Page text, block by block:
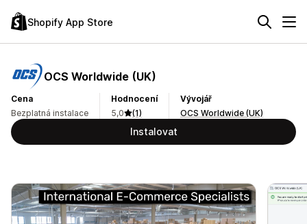
Shopify App Store
OCS Worldwide (UK)
Cena
Bezplatná instalace
Hodnocení
5,0
(1)
Vývojář
OCS Worldwide (UK)
Instalovat